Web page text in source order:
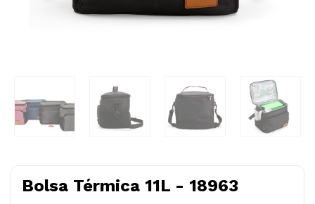
Bolsa Térmica 11L - 18963